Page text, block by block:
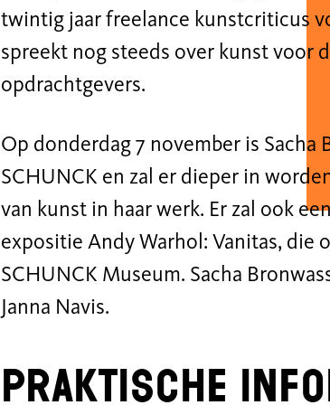
twintig jaar freelance kunstcriticus
spreekt nog steeds over kunst voor
opdrachtgevers.
Op donderdag 7 november is Sacha
SCHUNCK en zal er dieper in
van kunst in haar werk. Er zal ook
expositie Andy Warhol: Vanitas, die
SCHUNCK Museum. Sacha
Janna Navis.
Praktische